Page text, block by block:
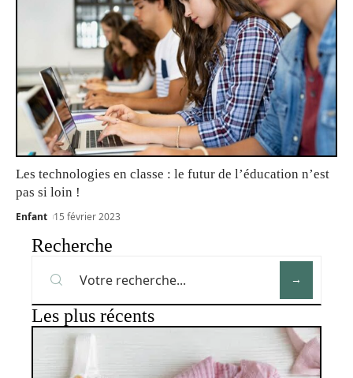
Les technologies en classe : le futur de l’éducation n’est
pas si loin !
Enfant 15 février 2023
Recherche
Les plus récents